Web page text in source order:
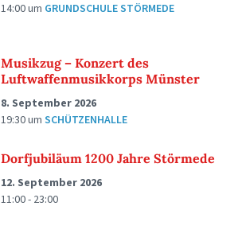
14:00um GRUNDSCHULE STÖRMEDE
Musikzug – Konzert des
Luftwaffenmusikkorps Münster
8. September 2026
19:30um SCHÜTZENHALLE
Dorfjubiläum 1200 Jahre Störmede
12. September 2026
11:00 - 23:00